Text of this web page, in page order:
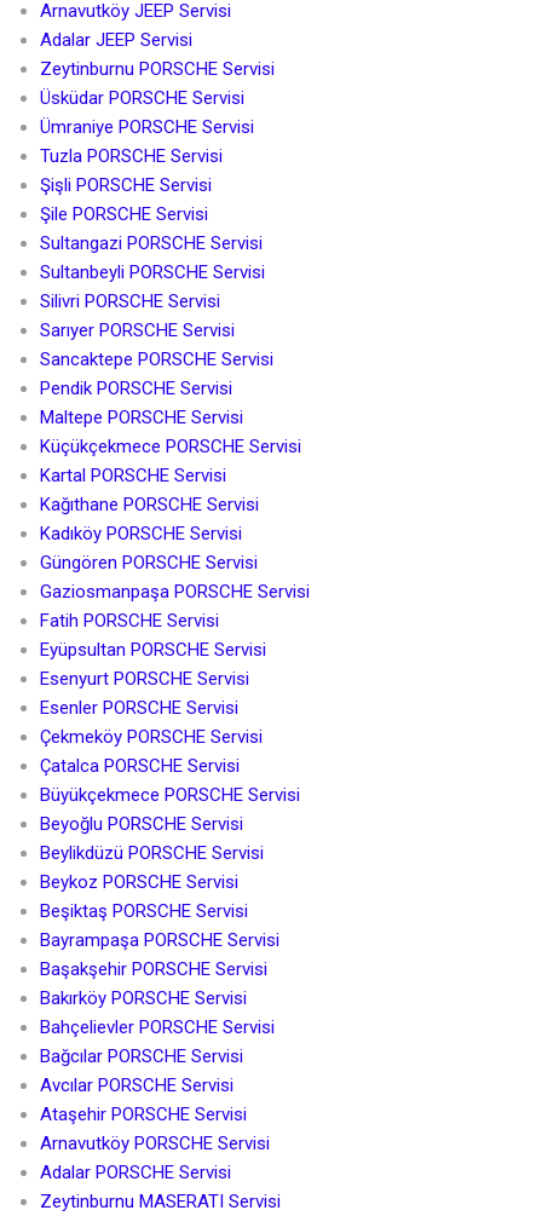
Arnavutköy JEEP Servisi
Adalar JEEP Servisi
Zeytinburnu PORSCHE Servisi
Üsküdar PORSCHE Servisi
Ümraniye PORSCHE Servisi
Tuzla PORSCHE Servisi
Şişli PORSCHE Servisi
Şile PORSCHE Servisi
Sultangazi PORSCHE Servisi
Sultanbeyli PORSCHE Servisi
Silivri PORSCHE Servisi
Sarıyer PORSCHE Servisi
Sancaktepe PORSCHE Servisi
Pendik PORSCHE Servisi
Maltepe PORSCHE Servisi
Küçükçekmece PORSCHE Servisi
Kartal PORSCHE Servisi
Kağıthane PORSCHE Servisi
Kadıköy PORSCHE Servisi
Güngören PORSCHE Servisi
Gaziosmanpaşa PORSCHE Servisi
Fatih PORSCHE Servisi
Eyüpsultan PORSCHE Servisi
Esenyurt PORSCHE Servisi
Esenler PORSCHE Servisi
Çekmeköy PORSCHE Servisi
Çatalca PORSCHE Servisi
Büyükçekmece PORSCHE Servisi
Beyoğlu PORSCHE Servisi
Beylikdüzü PORSCHE Servisi
Beykoz PORSCHE Servisi
Beşiktaş PORSCHE Servisi
Bayrampaşa PORSCHE Servisi
Başakşehir PORSCHE Servisi
Bakırköy PORSCHE Servisi
Bahçelievler PORSCHE Servisi
Bağcılar PORSCHE Servisi
Avcılar PORSCHE Servisi
Ataşehir PORSCHE Servisi
Arnavutköy PORSCHE Servisi
Adalar PORSCHE Servisi
Zeytinburnu MASERATI Servisi